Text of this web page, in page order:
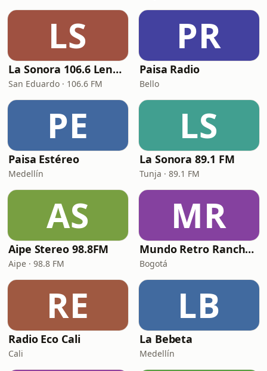
LS
La Sonora 106.6 Lengupá
San Eduardo · 106.6 FM
PR
Paisa Radio
Bello
PE
Paisa Estéreo
Medellín
LS
La Sonora 89.1 FM
Tunja · 89.1 FM
AS
Aipe Stereo 98.8FM
Aipe · 98.8 FM
MR
Mundo Retro Ranchera y popular
Bogotá
RE
Radio Eco Cali
Cali
LB
La Bebeta
Medellín